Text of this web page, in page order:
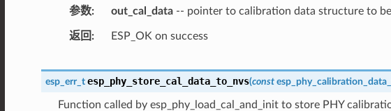
参数 out_cal_data-- pointer to calibration data structure to
返回 ESP_OK on success
esp_err_t esp_phy_store_cal_data_to_nvs(const
Function called by esp_phy_load_cal_and_init to store PHY